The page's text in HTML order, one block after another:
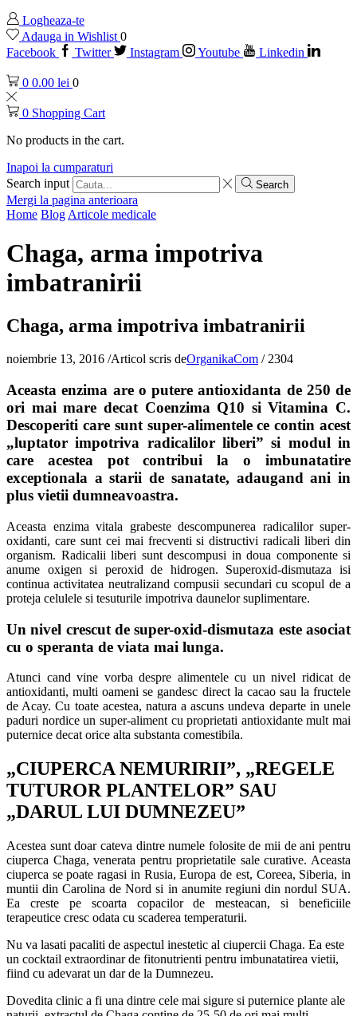
Logheaza-te
Adauga in Wishlist 0
Facebook
Twitter Instagram Youtube Linkedin
0 0.00 lei 0
0 Shopping Cart
No products in the cart.
Inapoi la cumparaturi
Search input
Search
Mergi la pagina anterioara
Home Blog Articole medicale
Chaga, arma impotriva
imbatranirii
Chaga, arma impotriva imbatranirii
noiembrie 13, 2016 /Articol scris deOrganikaCom / 2304
Aceasta enzima are o putere antioxidanta de 250 de
ori mai mare decat Coenzima Q10 si Vitamina C.
Descoperiti care sunt super-alimentele ce contin acest
„luptator impotriva radicalilor liberi” si modul in
care acestea pot contribui la o imbunatatire
exceptionala a starii de sanatate, adaugand ani in
plus vietii dumneavoastra.
Aceasta enzima vitala grabeste descompunerea radicalilor super-
oxidanti, care sunt cei mai frecventi si distructivi radicali liberi din
organism. Radicalii liberi sunt descompusi in doua componente si
anume oxigen si peroxid de hidrogen. Superoxid-dismutaza isi
continua activitatea neutralizand compusii secundari cu scopul de a
proteja celulele si tesuturile impotriva daunelor suplimentare.
Un nivel crescut de super-oxid-dismutaza este asociat
cu o speranta de viata mai lunga.
Atunci cand vine vorba despre alimentele cu un nivel ridicat de
antioxidanti, multi oameni se gandesc direct la cacao sau la fructele
de Acay. Cu toate acestea, natura a ascuns undeva departe in unele
paduri nordice un super-aliment cu proprietati antioxidante mult mai
puternice decat orice alta substanta comestibila.
„CIUPERCA NEMURIRII”, „REGELE
TUTUROR PLANTELOR” SAU
„DARUL LUI DUMNEZEU”
Acestea sunt doar cateva dintre numele folosite de mii de ani pentru
ciuperca Chaga, venerata pentru proprietatile sale curative. Aceasta
ciuperca se poate ragasi in Rusia, Europa de est, Coreea, Siberia, in
muntii din Carolina de Nord si in anumite regiuni din nordul SUA.
Ea creste pe scoarta copacilor de mesteacan, si beneficiile
terapeutice cresc odata cu scaderea temperaturii.
Nu va lasati pacaliti de aspectul inestetic al ciupercii Chaga. Ea este
un cocktail extraordinar de fitonutrienti pentru imbunatatirea vietii,
fiind cu adevarat un dar de la Dumnezeu.
Dovedita clinic a fi una dintre cele mai sigure si puternice plante ale